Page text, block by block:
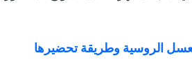
الروسية وطريقة تحضيرها